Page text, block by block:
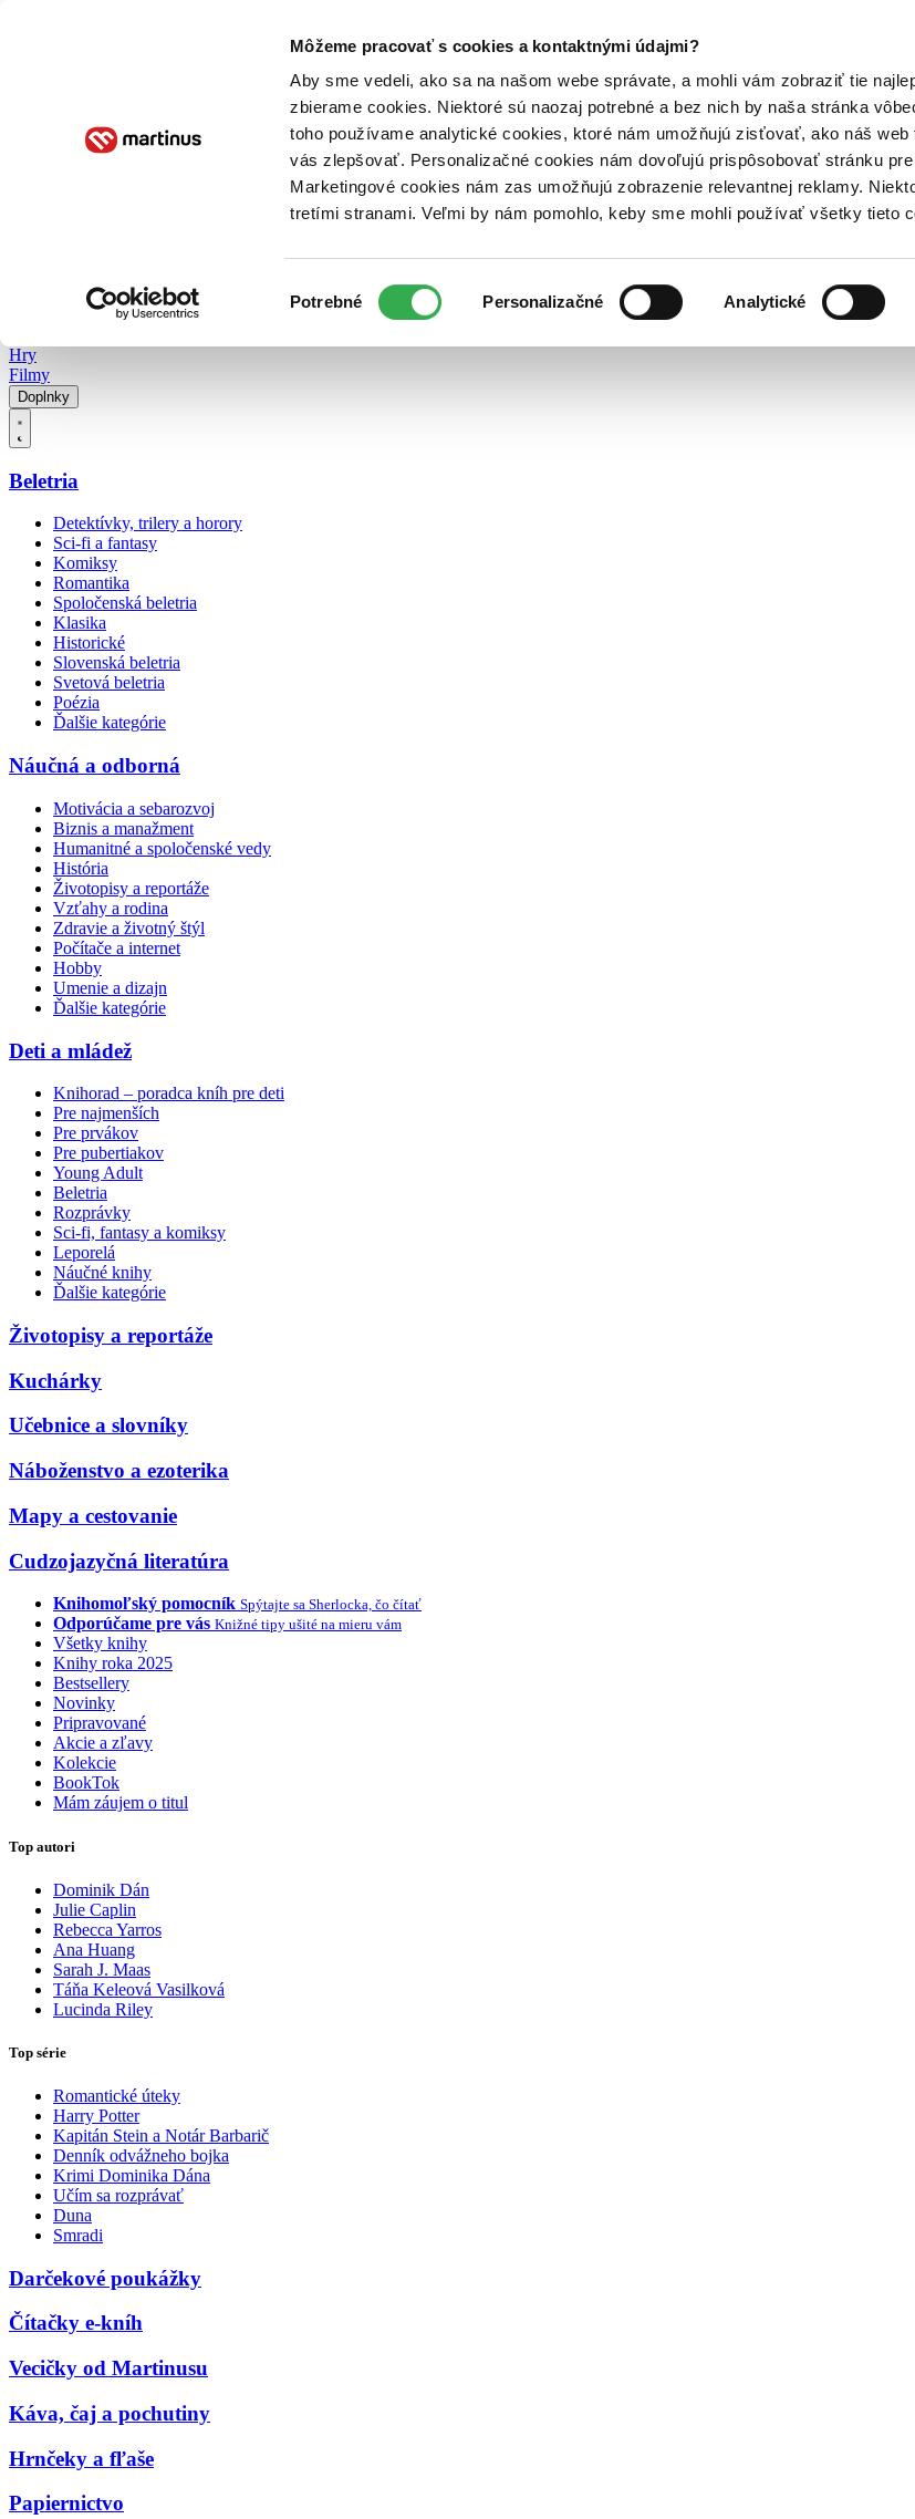
Môžeme pracovať s cookies a kontaktnými údajmi?
Aby sme vedeli, ako sa na našom webe správate, a mohli vám zobraziť tie
zbierame cookies. Niektoré sú naozaj potrebné a bez nich by naša stránka
toho používame analytické cookies, ktoré nám umožňujú zisťovať, ako náš web
vás zlepšovať. Personalizačné cookies nám dovoľujú prispôsobovať stránku
Marketingové cookies nám zas umožňujú zobrazenie relevantnej reklamy.
tretími stranami. Veľmi by nám pomohlo, keby sme mohli používať všetky tieto
súhlasu
Potrebné Personalizačné Analytické
Poukážky Kontakt
Hry
Filmy
Doplnky
Beletria
Detektívky, trilery a horory
Sci-fi a fantasy
Komiksy
Romantika
Spoločenská beletria
Klasika
Historické
Slovenská beletria
Svetová beletria
Poézia
Ďalšie kategórie
Náučná a odborná
Motivácia a sebarozvoj
Biznis a manažment
Humanitné a spoločenské vedy
História
Životopisy a reportáže
Vzťahy a rodina
Zdravie a životný štýl
Počítače a internet
Hobby
Umenie a dizajn
Ďalšie kategórie
Deti a mládež
Knihorad – poradca kníh pre deti
Pre najmenších
Pre prvákov
Pre pubertiakov
Young Adult
Beletria
Rozprávky
Sci-fi, fantasy a komiksy
Leporelá
Náučné knihy
Ďalšie kategórie
Životopisy a reportáže
Kuchárky
Učebnice a slovníky
Náboženstvo a ezoterika
Mapy a cestovanie
Cudzojazyčná literatúra
Knihomoľský pomocník Spýtajte sa Sherlocka, čo čítať
Odporúčame pre vás Knižné tipy ušité na mieru vám
Všetky knihy
Knihy roka 2025
Bestsellery
Novinky
Pripravované
Akcie a zľavy
Kolekcie
BookTok
Mám záujem o titul
Top autori
Dominik Dán
Julie Caplin
Rebecca Yarros
Ana Huang
Sarah J. Maas
Táňa Keleová Vasilková
Lucinda Riley
Top série
Romantické úteky
Harry Potter
Kapitán Stein a Notár Barbarič
Denník odvážneho bojka
Krimi Dominika Dána
Učím sa rozprávať
Duna
Smradi
Darčekové poukážky
Čítačky e-kníh
Vecičky od Martinusu
Káva, čaj a pochutiny
Hrnčeky a fľaše
Papiernictvo